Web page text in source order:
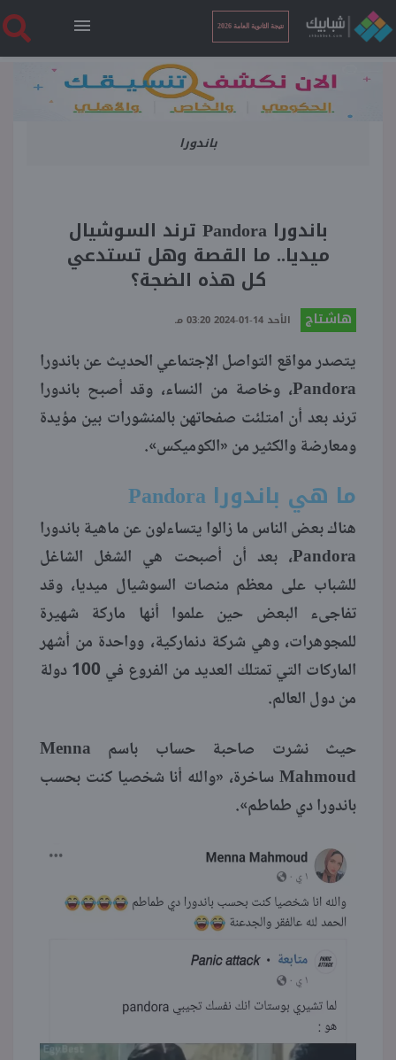
نتيجة الثانوية العامة 2026
الرئيسية
نتيجة الثانوية العامة 2026
فنجان قهوة
بوابة الطلبة
ملفات
منوعات
باندورا
باندورا Pandora ترند السوشيال
ميديا.. ما القصة وهل تستدعي
كل هذه الضجة؟
هاشتاج الأحد 14-01-2024 03:20 مـ
يتصدر مواقع التواصل الإجتماعي الحديث عن باندورا
Pandora، وخاصة من النساء، وقد أصبح باندورا
ترند بعد أن امتلئت صفحاتهن بالمنشورات بين مؤيدة
ومعارضة والكثير من «الكوميكس».
ما هي باندورا Pandora
هناك بعض الناس ما زالوا يتساءلون عن ماهية باندورا
Pandora، بعد أن أصبحت هي الشغل الشاغل
للشباب على معظم منصات السوشيال ميديا، وقد
تفاجىء البعض حين علموا أنها ماركة شهيرة
للمجوهرات، وهي شركة دنماركية، وواحدة من أشهر
الماركات التي تمتلك العديد من الفروع في 100 دولة
من دول العالم.
حيث نشرت صاحبة حساب باسم Menna
Mahmoud ساخرة، «والله أنا شخصيا كنت بحسب
باندورا دي طماطم».